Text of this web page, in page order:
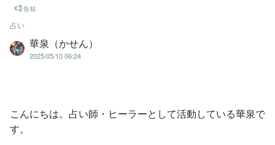
告知
占い
華泉（かせん）
2025/05/10 06:24
こんにちは。占い師・ヒーラーとして活動している華泉で
す。